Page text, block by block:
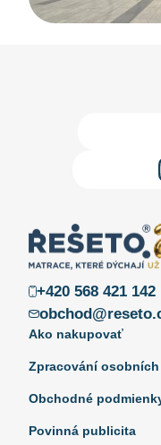
+420 568 421 142
Ako nakupovať
Zpracování
Obchodné
Povinná publicita